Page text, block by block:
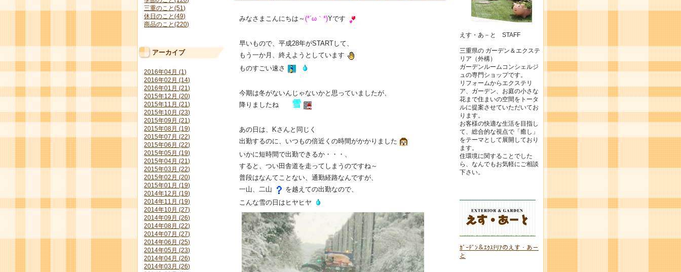
みなさまこんにちは～ (*´ω｀*)Yです
早いもので、平成28年がSTARTして、
もう一か月、終えようとしています
ものすごい速さ
今期は冬がないんじゃないかと思っていましたが、
降りましたね
雪
あの日は、Kさんと同じく
出勤するのに、いつもの倍近くの時間がかかりました
いかに短時間で出勤できるか・・・、
すると、つい田舎道を走ってしまうのですね～
普段はなんてことない、通勤経路なんですが、
一山、二山
を越えての出勤なので、
こんな雪の日はヒヤヒヤ
三重のこと(51)
休日のこと(49)
商品のこと(220)
アーカイブ
2016年04月 (1)
2016年02月 (14)
2016年01月 (21)
2015年12月 (20)
2015年11月 (21)
2015年10月 (23)
2015年09月 (21)
2015年08月 (19)
2015年07月 (22)
2015年06月 (22)
2015年05月 (19)
2015年04月 (21)
2015年03月 (22)
2015年02月 (20)
2015年01月 (19)
2014年12月 (19)
2014年11月 (19)
2014年10月 (27)
2014年09月 (26)
2014年08月 (22)
2014年07月 (27)
2014年06月 (25)
2014年05月 (23)
2014年04月 (26)
2014年03月 (26)
えす・あ－と STAFF
三重県の ガーデン＆エクステ
リア（外構）
ガーデンルームコンシェルジ
ュの専門ショップです。
リフォームからエクステリ
ア、ガーデン、お庭の小さな
花まで住まいの空間をトータ
ルに提案させていただいてお
ります。
お客様の快適な生活を目指し
て、総合的な視点で「癒し」
をテーマとして展開しており
ます。
住環境に関することでした
ら、なんでもお気軽にご相談
下さい。
ｶﾞｰﾃﾞﾝ＆ｴｸｽﾃﾘｱのえす・あ－
と